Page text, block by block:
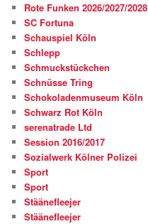
Rote Funken 2026/2027/2028
SC Fortuna
Schauspiel Köln
Schlepp
Schmuckstückchen
Schnüsse Tring
Schokoladenmuseum Köln
Schwarz Rot Köln
serenatrade Ltd
Session 2016/2017
Sozialwerk Kölner Polizei
Sport
Sport
Stäänefleejer
Stäänefleejer